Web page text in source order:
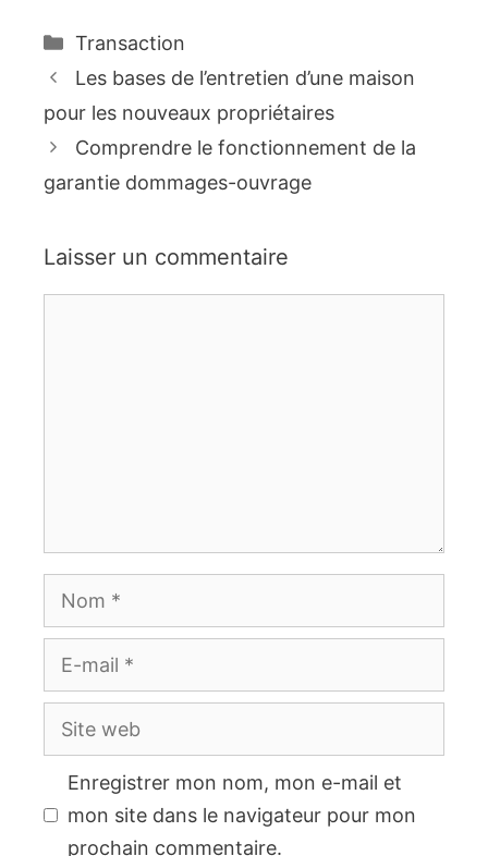
Catégories
Transaction
Les bases de l’entretien d’une maison
pour les nouveaux propriétaires
Comprendre le fonctionnement de la
garantie dommages-ouvrage
Laisser un commentaire
Nom
E-
mail
Site
web
Enregistrer mon nom, mon e-mail et
mon site dans le navigateur pour mon
prochain commentaire.